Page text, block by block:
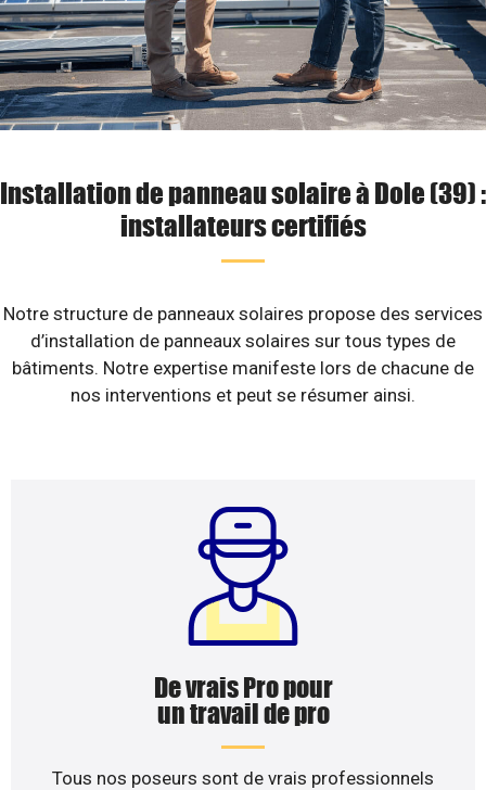
Installation de panneau solaire à Dole (39) :
installateurs certifiés
Notre structure de panneaux solaires propose des services
d’installation de panneaux solaires sur tous types de
bâtiments. Notre expertise manifeste lors de chacune de
nos interventions et peut se résumer ainsi.
De vrais Pro pour
un travail de pro
Tous nos poseurs sont de vrais professionnels